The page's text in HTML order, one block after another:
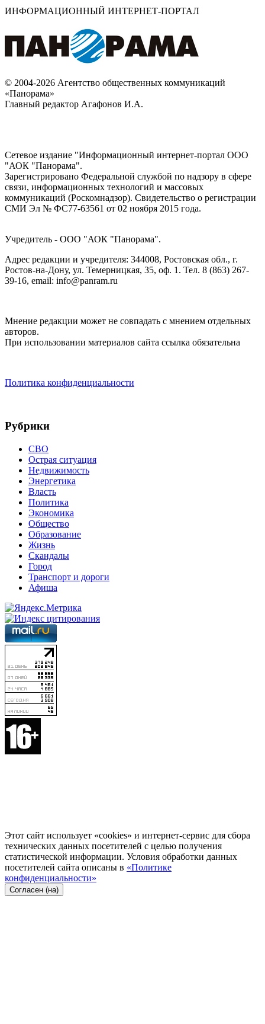
ИНФОРМАЦИОННЫЙ ИНТЕРНЕТ-ПОРТАЛ
© 2004-2026 Агентство общественных коммуникаций
«Панорама»
Главный редактор Агафонов И.А.
Сетевое издание "Информационный интернет-портал ООО
"АОК "Панорама".
Зарегистрировано Федеральной службой по надзору в сфере
связи, информационных технологий и массовых
коммуникаций (Роскомнадзор). Cвидетельство о регистрации
СМИ Эл № ФС77-63561 от 02 ноября 2015 года.
Учредитель - ООО "АОК "Панорама".
Адрес редакции и учредителя: 344008, Ростовская обл., г.
Ростов-на-Дону, ул. Темерницкая, 35, оф. 1. Тел. 8 (863) 267-
39-16, email: info@panram.ru
Мнение редакции может не совпадать с мнением отдельных
авторов.
При использовании материалов сайта ссылка обязательна
Политика конфиденциальности
Рубрики
СВО
Острая ситуация
Недвижимость
Энергетика
Власть
Политика
Экономика
Общество
Образование
Жизнь
Скандалы
Город
Транспорт и дороги
Афиша
Этот сайт использует «cookies» и интернет-сервис для сбора
технических данных посетителей с целью получения
статистической информации. Условия обработки данных
посетителей сайта описаны в «Политике
конфиденциальности»
Согласен (на)